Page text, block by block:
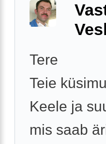
Tere
Teie
Keele ja
mis saab